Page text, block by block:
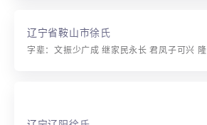
辽宁省鞍山市徐氏
字辈：文振少广成 继家民永长 君凤子可兴 隆